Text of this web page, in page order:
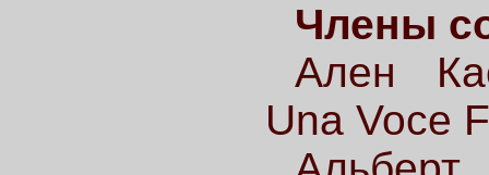
Члены
Ален
Una Voce